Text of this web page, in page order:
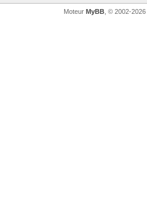
Moteur MyBB, © 2002-2026